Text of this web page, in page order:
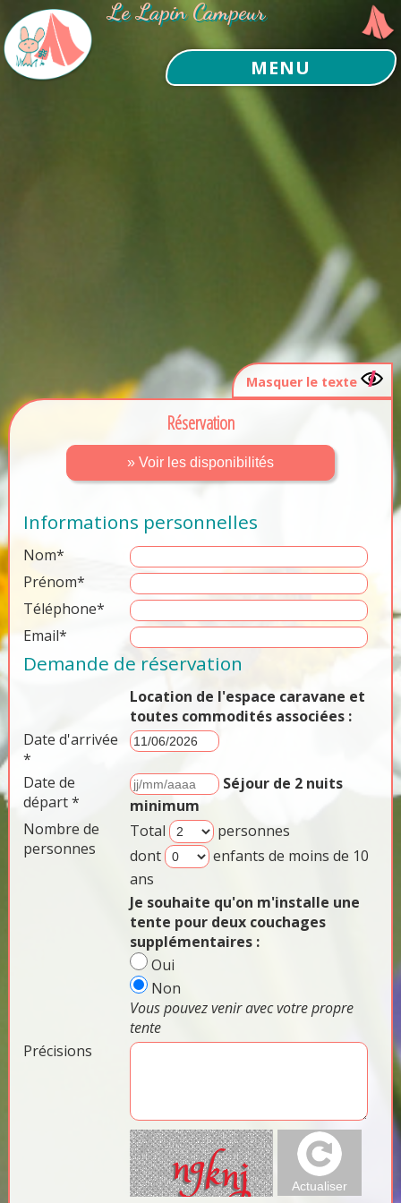
Le Lapin Campeur
MENU
Masquer le texte
Réservation
» Voir les disponibilités
Informations personnelles
Nom*
Prénom*
Téléphone*
Email*
Demande de réservation
Location de l'espace caravane et
toutes commodités associées :
Date d'arrivée
*
Date de
départ *
Séjour de 2 nuits
minimum
Nombre de
personnes
Total
personnes
dont
enfants de moins de 10
ans
Je souhaite qu'on m'installe une
tente pour deux couchages
supplémentaires :
Oui
Non
Vous pouvez venir avec votre propre
tente
Précisions